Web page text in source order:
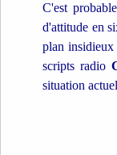
C'est
d'attitude en
plan insidieux
scripts radio
situation